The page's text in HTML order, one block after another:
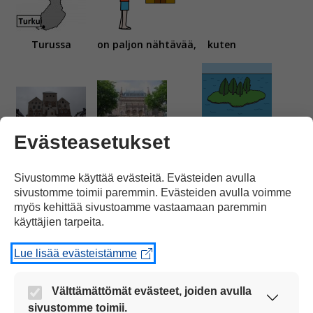
Turussa on paljon nähtävää, kuten
Turun linna, museot
Monia nähtävyyksiä pääsee katsomaan
Evästeasetukset
Sivustomme käyttää evästeitä. Evästeiden avulla
sivustomme toimii paremmin. Evästeiden avulla voimme
myös kehittää sivustoamme vastaamaan paremmin
käyttäjien tarpeita.
Lue lisää evästeistämme
Välttämättömät evästeet, joiden avulla
sivustomme toimii.